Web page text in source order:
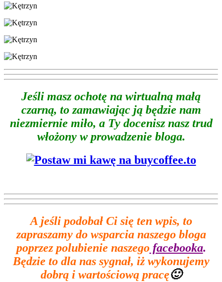
Jeśli masz ochotę na wirtualną małą
czarną, to zamawiając ją będzie nam
niezmiernie miło, a Ty docenisz nasz trud
włożony w prowadzenie bloga.
A jeśli podobał Ci się ten wpis, to
zapraszamy do wsparcia naszego bloga
poprzez polubienie naszegofacebooka.
Będzie to dla nas sygnał, iż wykonujemy
dobrą i wartościową pracę🙂